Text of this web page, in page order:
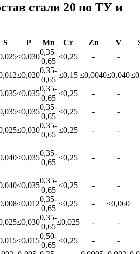
стали 20 по ТУ и
S P Mn Cr Zn V
≤0,030
0,35-
0,65
≤0,25 - -
≤0,020
0,35-
0,65
≤0,15 ≤0,0040≤0,040
≤0,035
0,35-
0,65
≤0,25 -
-
≤0,035
0,35-
0,65
≤0,25 -
-
≤0,030
0,35-
0,65
≤0,25 -
-
≤0,035
0,35-
0,65
≤0,25 - -
≤0,035
0,35-
0,65
≤0,25 - -
≤0,012
0,35-
0,65
≤0,25 - ≤0,060
≤0,030
0,35-
0,65
≤0,025 - -
≤0,015
0,50-
0,65
≤0,25 -
-